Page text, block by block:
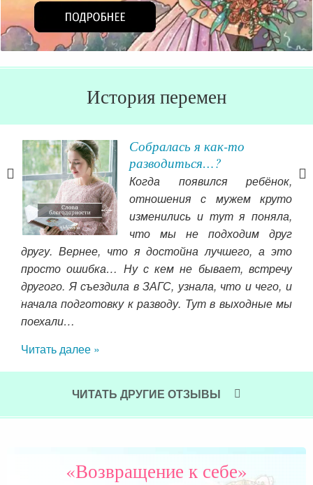
История перемен
Собралась я как-то
разводиться…?
Когда появился ребёнок,
отношения с мужем круто
изменились и тут я поняла,
что мы не подходим друг
другу. Вернее, что я достойна лучшего, а это
просто ошибка… Ну с кем не бывает, встречу
другого. Я съездила в ЗАГС, узнала, что и чего, и
начала подготовку к разводу. Тут в выходные мы
поехали…
Читать далее »
ЧИТАТЬ ДРУГИЕ ОТЗЫВЫ
«Возвращение к себе»